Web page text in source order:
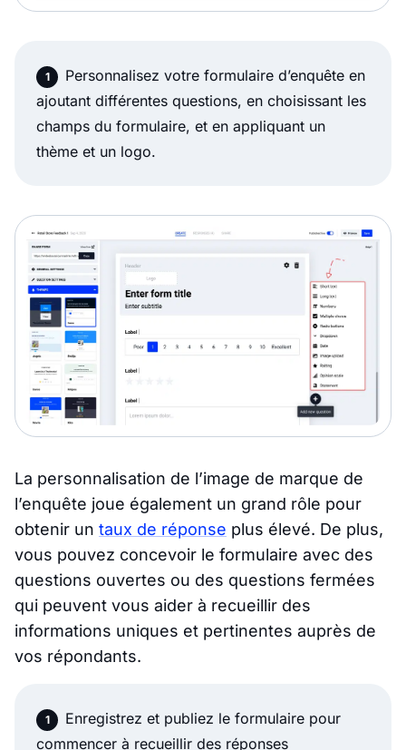
Personnalisez votre formulaire d’enquête en
ajoutant différentes questions, en choisissant les
champs du formulaire, et en appliquant un
thème et un logo.
La personnalisation de l’image de marque de
l’enquête joue également un grand rôle pour
obtenir un taux de réponse plus élevé. De plus,
vous pouvez concevoir le formulaire avec des
questions ouvertes ou des questions fermées
qui peuvent vous aider à recueillir des
informations uniques et pertinentes auprès de
vos répondants.
Enregistrez et publiez le formulaire pour
commencer à recueillir des réponses